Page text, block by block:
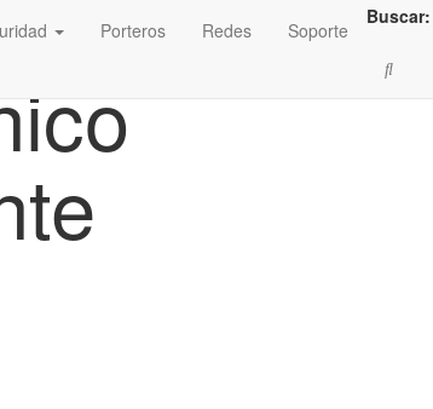
Porteros Redes Soporte
Buscar: